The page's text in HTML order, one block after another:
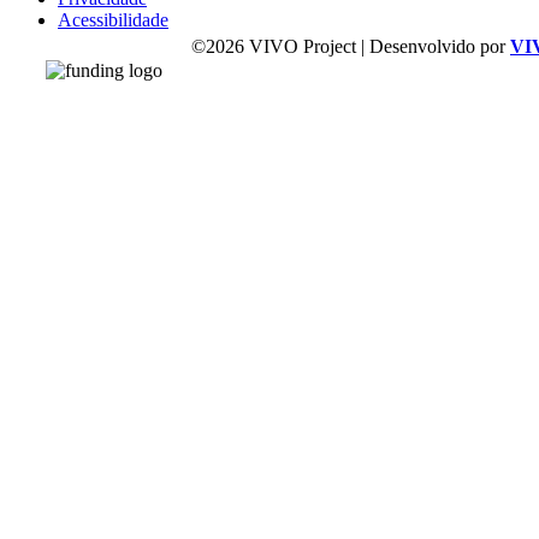
Acessibilidade
©2026 VIVO Project | Desenvolvido por